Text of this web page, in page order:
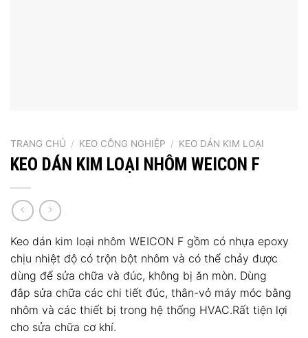
TRANG CHỦ / KEO CÔNG NGHIỆP / KEO DÁN KIM LOẠI
KEO DÁN KIM LOẠI NHÔM WEICON F
Keo dán kim loại nhôm WEICON F gồm có nhựa epoxy
chịu nhiệt độ có trộn bột nhôm và có thể chảy được
dùng để sửa chữa và đúc, không bị ăn mòn. Dùng
đắp sửa chữa các chi tiết đúc, thân-vỏ máy móc bằng
nhôm và các thiết bị trong hệ thống HVAC.Rất tiện lợi
cho sửa chữa cơ khí.